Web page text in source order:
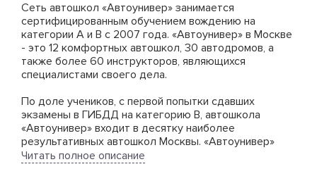
Сеть автошкол «Автоунивер» занимается
сертифицированным обучением вождению на
категории А и В с 2007 года. «Автоунивер» в Москве
- это 12 комфортных автошкол, 30 автодромов, а
также более 60 инструкторов, являющихся
специалистами своего дела.
По доле учеников, с первой попытки сдавших
экзамены в ГИБДД на категорию В, автошкола
«Автоунивер» входит в десятку наиболее
результативных автошкол Москвы. «Автоунивер»
имеет лицензию Департамента образования и
Читать полное описание